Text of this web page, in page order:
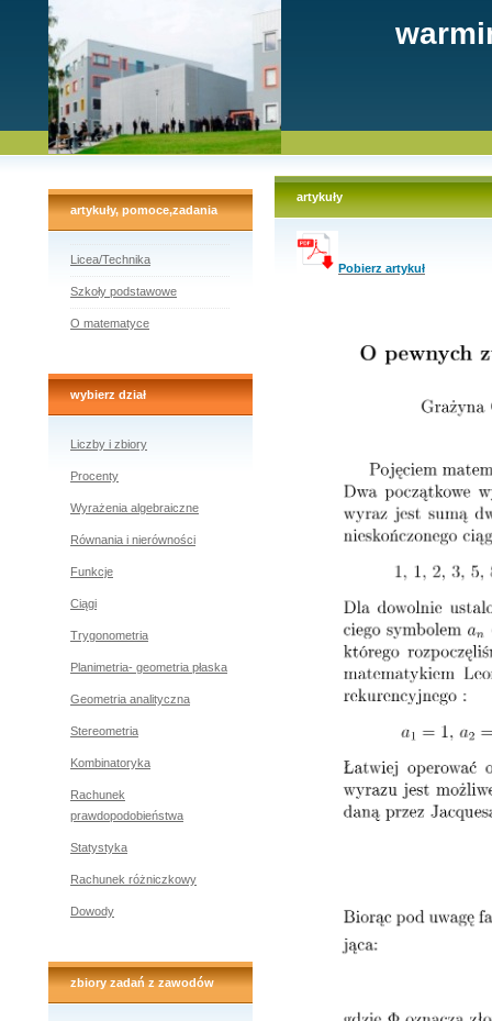
artykuły, pomoce,zadania
Licea/Technika
Szkoły podstawowe
O matematyce
wybierz dział
Liczby i zbiory
Procenty
Wyrażenia algebraiczne
Równania i nierówności
Funkcje
Ciągi
Trygonometria
Planimetria- geometria płaska
Geometria analityczna
Stereometria
Kombinatoryka
Rachunek
prawdopodobieństwa
Statystyka
Rachunek różniczkowy
Dowody
zbiory zadań z zawodów
artykuły
Pobierz artykuł